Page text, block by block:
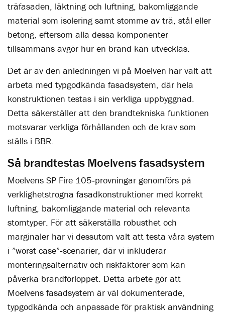
träfasaden, läktning och luftning, bakomliggande
material som isolering samt stomme av trä, stål eller
betong, eftersom alla dessa komponenter
tillsammans avgör hur en brand kan utvecklas.
Det är av den anledningen vi på Moelven har valt att
arbeta med typgodkända fasadsystem, där hela
konstruktionen testas i sin verkliga uppbyggnad.
Detta säkerställer att den brandtekniska funktionen
motsvarar verkliga förhållanden och de krav som
ställs i BBR.
Så brandtestas Moelvens fasadsystem
Moelvens SP Fire 105‑provningar genomförs på
verklighetstrogna fasadkonstruktioner med korrekt
luftning, bakomliggande material och relevanta
stomtyper. För att säkerställa robusthet och
marginaler har vi dessutom valt att testa våra system
i ”worst case”‑scenarier, där vi inkluderar
monteringsalternativ och riskfaktorer som kan
påverka brandförloppet. Detta arbete gör att
Moelvens fasadsystem är väl dokumenterade,
typgodkända och anpassade för praktisk användning